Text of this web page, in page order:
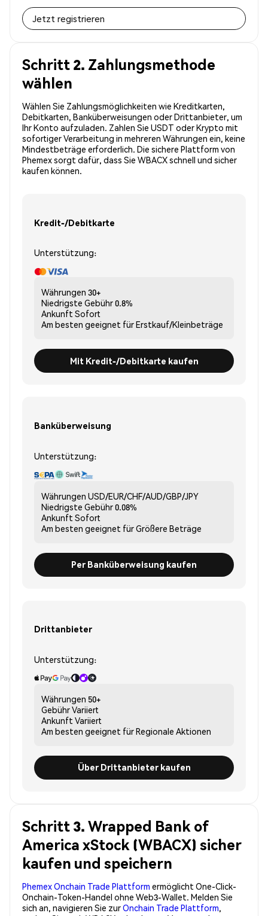
Jetzt registrieren
Schritt 2. Zahlungsmethode
wählen
Wählen Sie Zahlungsmöglichkeiten wie Kreditkarten,
Debitkarten, Banküberweisungen oder Drittanbieter, um
Ihr Konto aufzuladen. Zahlen Sie USDT oder Krypto mit
sofortiger Verarbeitung in mehreren Währungen ein, keine
Mindestbeträge erforderlich. Die sichere Plattform von
Phemex sorgt dafür, dass Sie WBACX schnell und sicher
kaufen können.
Kredit-/Debitkarte
Unterstützung:
Währungen 30+
Niedrigste Gebühr0.8%
Ankunft Sofort
Am besten geeignet fürErstkauf/Kleinbeträge
Mit Kredit-/Debitkarte kaufen
Banküberweisung
Unterstützung:
Währungen USD/EUR/CHF/AUD/GBP/JPY
Niedrigste Gebühr0.08%
Ankunft Sofort
Am besten geeignet fürGrößere Beträge
Per Banküberweisung kaufen
Drittanbieter
Unterstützung:
Währungen 50+
GebührVariiert
Ankunft Variiert
Am besten geeignet fürRegionale Aktionen
Über Drittanbieter kaufen
Schritt 3. Wrapped Bank of
America xStock (WBACX) sicher
kaufen und speichern
Phemex Onchain Trade Plattform ermöglicht One-Click-
Onchain-Token-Handel ohne Web3-Wallet. Melden Sie
sich an, navigieren Sie zurOnchain Trade Plattform,